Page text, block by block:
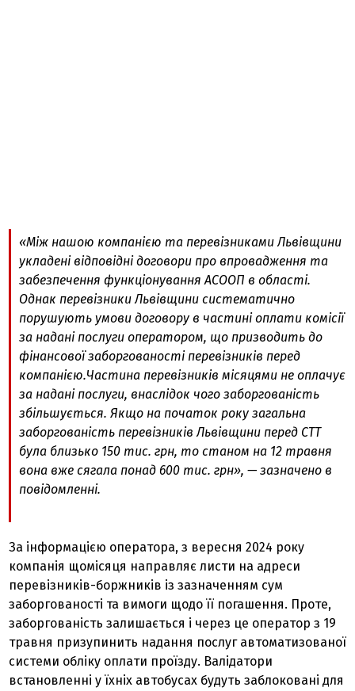
«Між нашою компанією та перевізниками Львівщини
укладені відповідні договори про впровадження та
забезпечення функціонування АСООП в області.
Однак перевізники Львівщини систематично
порушують умови договору в частині оплати комісії
за надані послуги оператором, що призводить до
фінансової заборгованості перевізників перед
компанією.Частина перевізників місяцями не оплачує
за надані послуги, внаслідок чого заборгованість
збільшується. Якщо на початок року загальна
заборгованість перевізників Львівщини перед СТТ
була близько 150 тис. грн, то станом на 12 травня
вона вже сягала понад 600 тис. грн», — зазначено в
повідомленні.
За інформацією оператора, з вересня 2024 року
компанія щомісяця направляє листи на адреси
перевізників-боржників із зазначенням сум
заборгованості та вимоги щодо її погашення. Проте,
заборгованість залишається і через це оператор з 19
травня призупинить надання послуг автоматизованої
системи обліку оплати проїзду. Валідатори
встановленні у їхніх автобусах будуть заблоковані для